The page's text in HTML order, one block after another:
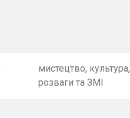
мистецтво, культура,
розваги та ЗМІ